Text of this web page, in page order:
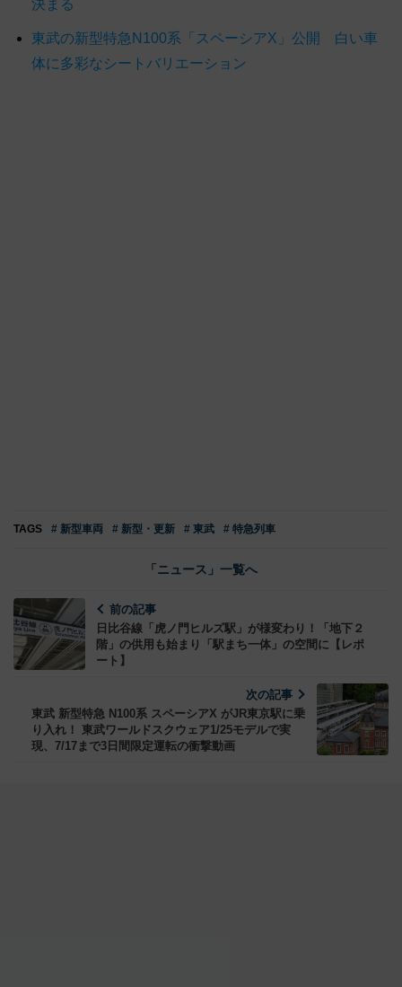
決まる
東武の新型特急N100系「スペーシアX」公開 白い車
体に多彩なシートバリエーション
TAGS # 新型車両 # 新型・更新 # 東武 # 特急列車
「ニュース」一覧へ
前の記事
日比谷線「虎ノ門ヒルズ駅」が様変わり！「地下２
階」の供用も始まり「駅まち一体」の空間に【レポ
ート】
次の記事
東武 新型特急 N100系 スペーシアX がJR東京駅に乗
り入れ！ 東武ワールドスクウェア1/25モデルで実
現、7/17まで3日間限定運転の衝撃動画